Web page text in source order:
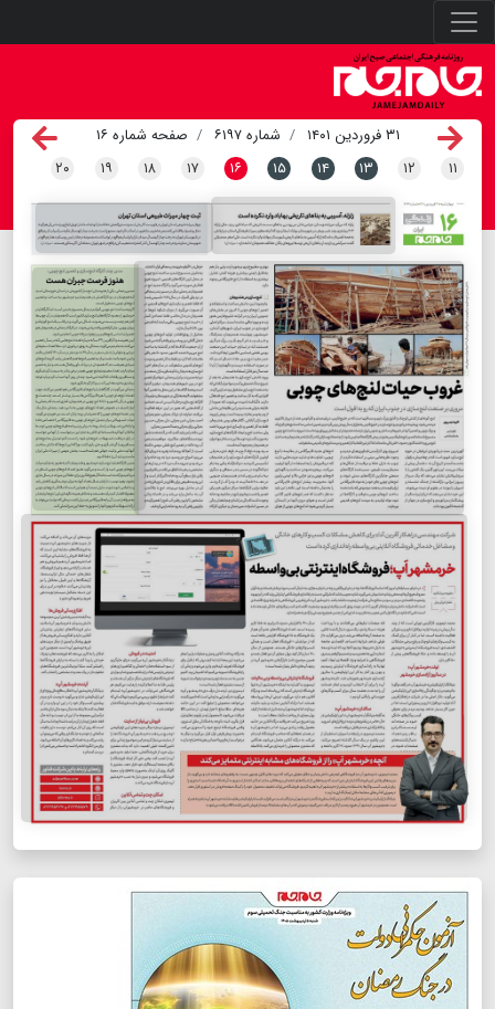
۳۱ فروردین ۱۴۰۱ شماره ۶۱۹۷
صفحه شماره ۱۶
۱۱ ۱۲ ۱۳ ۱۴ ۱۵ ۱۶ ۱۷ ۱۸ ۱۹ ۲۰